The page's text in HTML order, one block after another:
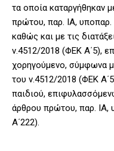
τα οποία καταργήθηκαν
πρώτου, παρ. ΙΑ,
καθώς και με τις
ν.4512/2018 (ΦΕΚ Α΄5),
χορηγούμενο, σύμφωνα
του ν.4512/2018 (ΦΕΚ
παιδιού,
άρθρου πρώτου, παρ. ΙΑ,
Α΄222).